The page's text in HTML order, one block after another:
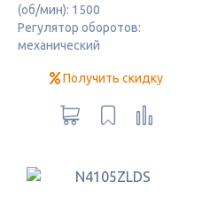
(об/мин): 1500
Регулятор оборотов:
механический
Получить скидку